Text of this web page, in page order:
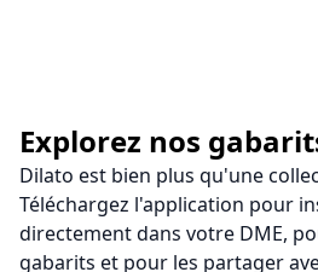
Tarifs
Télécharger
App web
Explorez nos
Dilato est bien plus qu'une
Téléchargez l'application pour
directement dans votre DME,
gabarits et pour les partager